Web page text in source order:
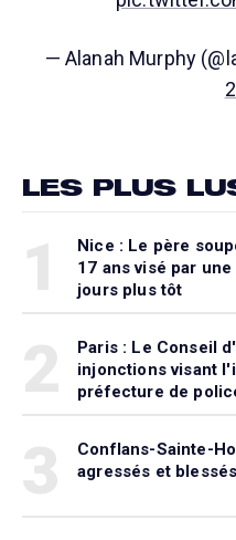
— Alanah Murphy
LES PLUS
Nice : Le père
17 ans visé par
jours plus tôt
Paris : Le Conseil
injonctions visant
préfecture de
Conflans-Sainte-
agressés et